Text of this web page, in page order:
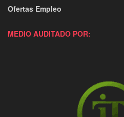
Ofertas Empleo
MEDIO AUDITADO POR: